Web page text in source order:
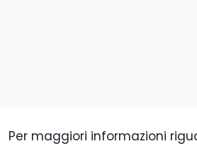
Per maggiori informazioni